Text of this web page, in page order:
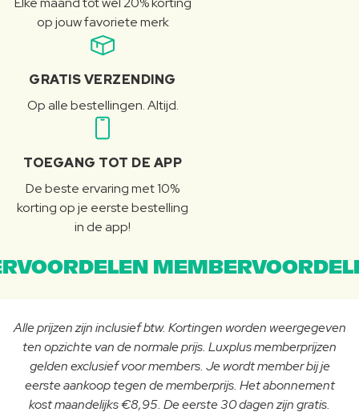
op jouw favoriete merk
GRATIS VERZENDING
Op alle bestellingen. Altijd.
TOEGANG TOT DE APP
De beste ervaring met 10%
korting op je eerste bestelling
in de app!
Alle prijzen zijn inclusief btw. Kortingen worden weergegeven
ten opzichte van de normale prijs. Luxplus memberprijzen
gelden exclusief voor members. Je wordt member bij je
eerste aankoop tegen de memberprijs. Het abonnement
kost maandelijks €8,95. De eerste 30 dagen zijn gratis.